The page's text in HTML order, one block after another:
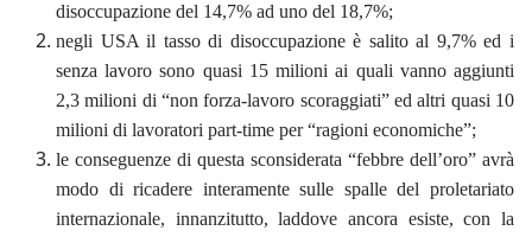
disoccupazione del 14,7% ad uno del 18,7%;
negli USA il tasso di disoccupazione è salito al 9,7% ed i
senza lavoro sono quasi 15 milioni ai quali vanno aggiunti
2,3 milioni di “non forza-lavoro scoraggiati” ed altri quasi 10
milioni di lavoratori part-time per “ragioni economiche”;
le conseguenze di questa sconsiderata “febbre dell’oro” avrà
modo di ricadere interamente sulle spalle del proletariato
internazionale, innanzitutto, laddove ancora esiste, con la